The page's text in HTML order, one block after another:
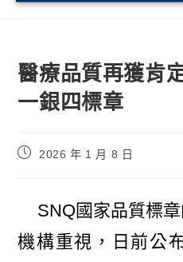
醫療品質再獲肯
一銀四標章
2026 年 1 月 8 日
SNQ國家品質標章
機構重視，日前公